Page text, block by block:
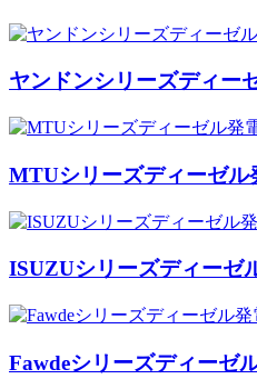
ヤンドンシリーズディー
MTUシリーズディーゼル
ISUZUシリーズディーゼ
Fawdeシリーズディーゼ